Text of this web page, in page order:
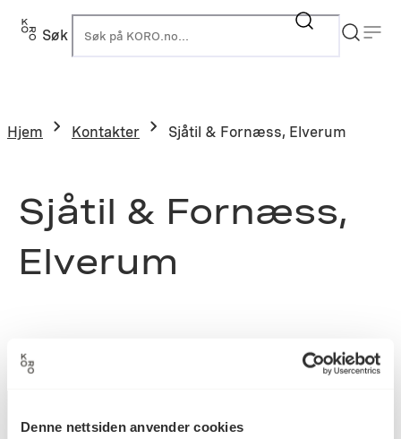
Denne nettsiden anvender cookies
Søk
Hjem Kontakter Sjåtil & Fornæss, Elverum
Sjåtil & Fornæss,
Elverum